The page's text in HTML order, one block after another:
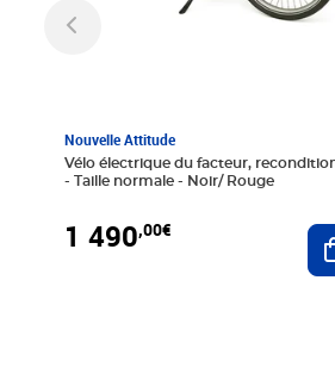
Nouvelle Attitude
Vélo électrique du facteur,
- Taille normale - Noir/ Rouge
1 490,00€